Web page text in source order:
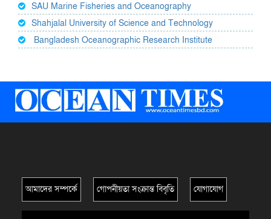
SAU Marine Fisheries and Oceanography
Shahjalal University of Science and Technology
Bangladesh Oceanographic Research Institute
আমাদের সম্পর্কে গোপনীয়তা সংক্রান্ত বিবৃতি যোগাযোগ